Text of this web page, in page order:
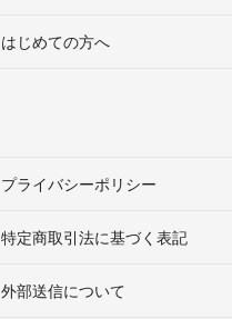
はじめての方へ
プライバシーポリシー
特定商取引法に基づく表記
外部送信について